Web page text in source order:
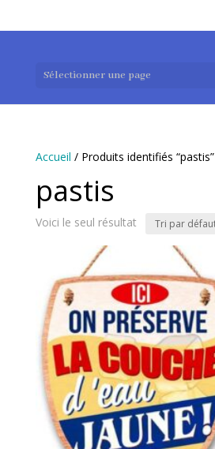
Sélectionner une page
Accueil / Produits identifiés “pastis”
pastis
Voici le seul résultat